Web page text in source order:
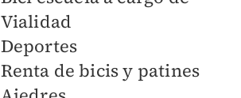
Vialidad
Deportes
Renta de bicis y patines